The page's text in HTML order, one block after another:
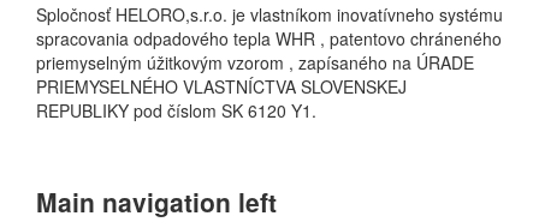
Spločnosť HELORO,s.r.o. je vlastníkom inovatívneho systému
spracovania odpadového tepla WHR , patentovo chráneného
priemyselným úžitkovým vzorom , zapísaného na ÚRADE
PRIEMYSELNÉHO VLASTNÍCTVA SLOVENSKEJ
REPUBLIKY pod číslom SK 6120 Y1.
Main navigation left